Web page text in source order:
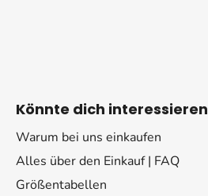
Könnte dich interessieren
Warum bei uns einkaufen
Alles über den Einkauf | FAQ
Größentabellen